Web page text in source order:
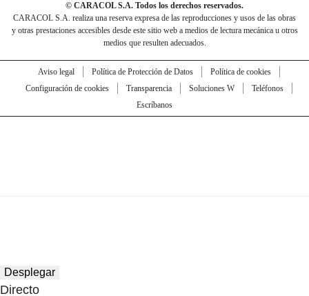
© CARACOL S.A. Todos los derechos reservados.
CARACOL S.A. realiza una reserva expresa de las reproducciones y usos de las obras
y otras prestaciones accesibles desde este sitio web a medios de lectura mecánica u otros
medios que resulten adecuados.
Aviso legal Política de Protección de Datos
Política de cookies
Configuración de cookies
Transparencia Soluciones W
Teléfonos
Escríbanos
Desplegar
Directo